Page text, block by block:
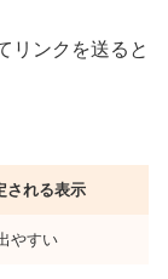
リンクを送ると
される表示
やすい